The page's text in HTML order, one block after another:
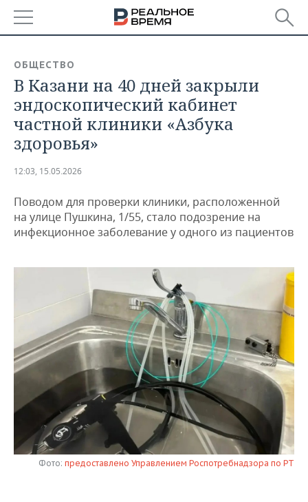
БАШКОРТОСТАН
ТАТАРСТАН
УДМУРТИЯ
НОВОСТИ
АНАЛИТИКА
НОВОСТИ АНАЛИТИКИ
ДЕКЛАРАЦИИ О ДОХОДАХ
КОРОЛИ ГОСЗАКАЗА ПФО
ВУЗЫ ТАТАРСТАНА
КОМУ ПРИНАДЛЕЖАТ
ТОРГОВЫЕ ЦЕНТРЫ
ТАТАРСТАНА
ЭКОНОМИКА
НОВОСТИ ЭКОНОМИКИ
ФИНАНСЫ
БАНКИ
БЮДЖЕТ
ИНВЕСТИЦИИ
ПРОМЫШЛЕННОСТЬ
НОВОСТИ
ПРОМЫШЛЕННОСТИ
МАШИНОСТРОЕНИЕ
НЕФТЕХИМИЯ
НЕФТЬ
ОПК
ЭНЕРГЕТИКА
НЕДВИЖИМОСТЬ
НОВОСТИ НЕДВИЖИМОСТИ
АВТО
НОВОСТИ АВТО
БИЗНЕС
НОВОСТИ БИЗНЕСА
РОЗНИЧНАЯ ТОРГОВЛЯ
ТРАНСПОРТ
УСЛУГИ
ТЕХНОЛОГИИ
НОВОСТИ ТЕХНОЛОГИЙ
IT
МЕДИА
ТЕЛЕКОММУНИКАЦИИ
МЕРОПРИЯТИЯ
НОВОСТИ МЕРОПРИЯТИЙ
ВЫЕЗДНАЯ РЕДАКЦИЯ
БИЗНЕС-БРАНЧИ
ONLINE-КОНФЕРЕНЦИИ
СПОРТ
НОВОСТИ СПОРТА
ФУТБОЛ
ХОККЕЙ
ОБЩЕСТВО
НОВОСТИ ОБЩЕСТВА
ВЛАСТЬ
ФОТОГАЛЕРЕЯ
СЮЖЕТЫ
ОБЩЕСТВО
В Казани на 40 дней закрыли
эндоскопический кабинет
частной клиники «Азбука
здоровья»
12:03, 15.05.2026
Поводом для проверки клиники, расположенной
на улице Пушкина, 1/55, стало подозрение на
инфекционное заболевание у одного из пациентов
Фото: предоставлено Управлением Роспотребнадзора по РТ